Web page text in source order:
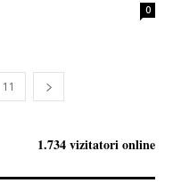
0
11
1.734 vizitatori online